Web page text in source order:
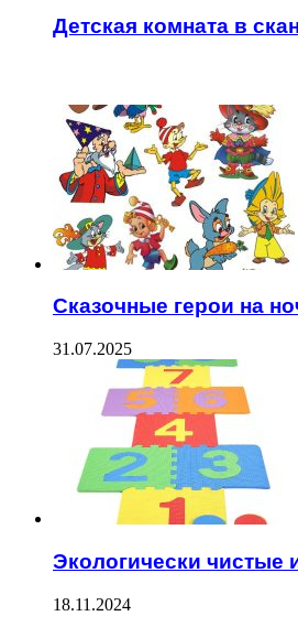
Детская комната в
Сказочные герои на
31.07.2025
Экологически чистые
18.11.2024